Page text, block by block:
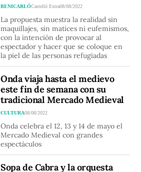
BENICARLÓCastelló Extra08/08/2022
La propuesta muestra la realidad sin
maquillajes, sin matices ni eufemismos,
con la intención de provocar al
espectador y hacer que se coloque en
la piel de las personas refugiadas
Onda viaja hasta el medievo
este fin de semana con su
tradicional Mercado Medieval
CULTURA08/08/2022
Onda celebra el 12, 13 y 14 de mayo el
Mercado Medieval con grandes
espectáculos
Sopa de Cabra y la orquesta